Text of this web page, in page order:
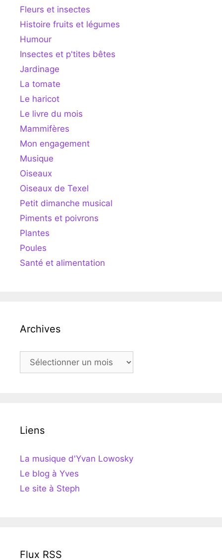
Fleurs et insectes
Histoire fruits et légumes
Humour
Insectes et p'tites bêtes
Jardinage
La tomate
Le haricot
Le livre du mois
Mammifères
Mon engagement
Musique
Oiseaux
Oiseaux de Texel
Petit dimanche musical
Piments et poivrons
Plantes
Poules
Santé et alimentation
Archives
Archives
Liens
La musique d'Yvan Lowosky
Le blog à Yves
Le site à Steph
Flux RSS